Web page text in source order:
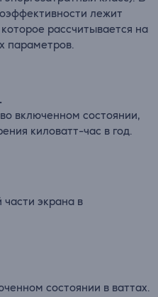
лежит
рассчитывается на
параметров.
включенном состоянии,
киловатт-час в год.
экрана в
состоянии в ваттах.